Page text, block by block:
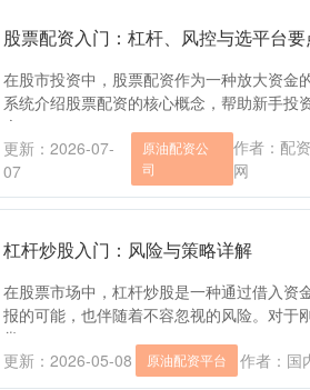
股票配资入门：杠杆、风控与选平台要
在股市投资中，股票配资作为一种放大资金
系统介绍股票配资的核心概念，帮助新手
会....
更新：2026-07-
07
原油配资公
司
作者：配
网
杠杆炒股入门：风险与策略详解
在股票市场中，杠杆炒股是一种通过借入资
报的可能，也伴随着不容忽视的风险。对于
掌....
更新：2026-05-08
原油配资平台 作者：国